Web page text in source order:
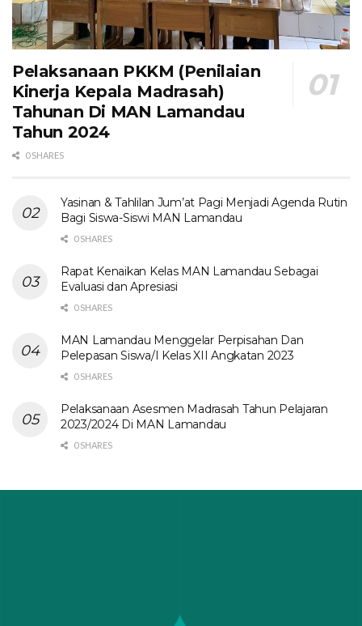
Pelaksanaan PKKM (Penilaian
Kinerja Kepala Madrasah)
Tahunan Di MAN Lamandau
Tahun 2024
0 SHARES
Yasinan & Tahlilan Jum’at Pagi Menjadi Agenda Rutin
Bagi Siswa-Siswi MAN Lamandau
0 SHARES
Rapat Kenaikan Kelas MAN Lamandau Sebagai
Evaluasi dan Apresiasi
0 SHARES
MAN Lamandau Menggelar Perpisahan Dan
Pelepasan Siswa/I Kelas XII Angkatan 2023
0 SHARES
Pelaksanaan Asesmen Madrasah Tahun Pelajaran
2023/2024 Di MAN Lamandau
0 SHARES